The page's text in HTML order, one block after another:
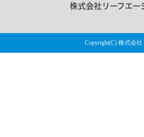
株式会社リーフエ
Copyright(C) 株式会